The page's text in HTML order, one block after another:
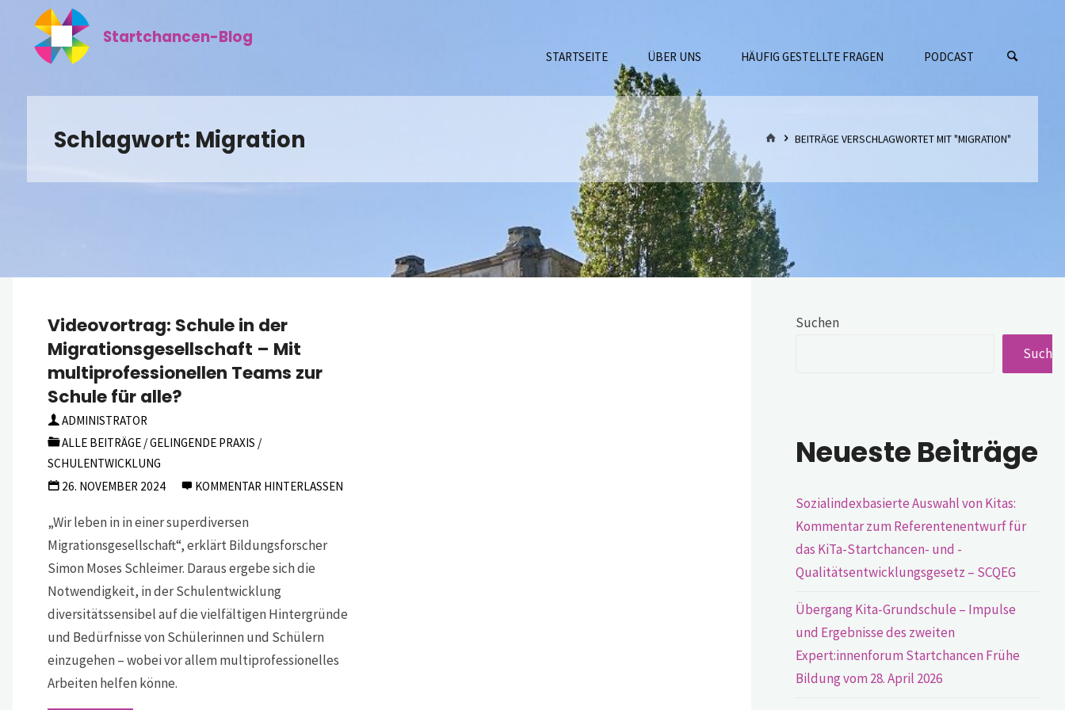
springen
Startchancen-Blog
STARTSEITE ÜBER UNS HÄUFIG GESTELLTE FRAGEN PODCAST
Schlagwort: Migration STARTBEITRÄGE VERSCHLAGWORTET MIT "MIGRATION"
Videovortrag: Schule in der
Migrationsgesellschaft – Mit
multiprofessionellen Teams zur
Schule für alle?
ADMINISTRATOR
ALLE BEITRÄGE /GELINGENDE PRAXIS /
SCHULENTWICKLUNG
26. NOVEMBER 2024
KOMMENTAR HINTERLASSEN
„Wir leben in in einer superdiversen
Migrationsgesellschaft“, erklärt Bildungsforscher
Simon Moses Schleimer. Daraus ergebe sich die
Notwendigkeit, in der Schulentwicklung
diversitätssensibel auf die vielfältigen Hintergründe
und Bedürfnisse von Schülerinnen und Schülern
einzugehen – wobei vor allem multiprofessionelles
Arbeiten helfen könne.
Suchen
Neueste Beiträge
Sozialindexbasierte Auswahl von Kitas:
Kommentar zum Referentenentwurf für
das KiTa-Startchancen- und -
Qualitätsentwicklungsgesetz – SCQEG
Übergang Kita-Grundschule – Impulse
und Ergebnisse des zweiten
Expert:innenforum Startchancen Frühe
Bildung vom 28. April 2026